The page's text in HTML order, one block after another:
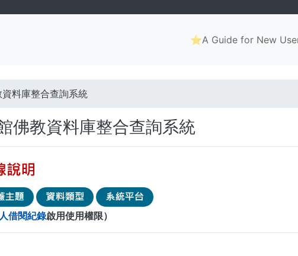
Main
navigation
⭐A Guide for New
料庫整合查詢系統
佛教資料庫整合查詢系統
借閱紀錄啟用使用權限）